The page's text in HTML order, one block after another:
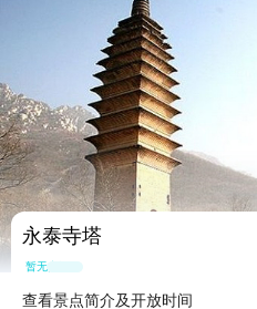
永泰寺塔
暂无点评
查看景点简介及开放时间